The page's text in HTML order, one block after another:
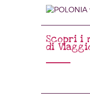
Scopri i
di